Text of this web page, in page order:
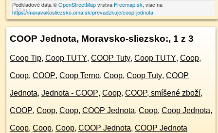
30 km
Podkladové dáta ©OpenStreetMapvrstva Freemap.sk, viac na
https://moravskosliezsko.oma.sk/prevadzkuje/coop-jednota
COOP Jednota, Moravsko-sliezsko:, 1 z 3
Coop Tip, Coop TUTY, COOP Tuty, Coop TUTY, Coop,
Coop, COOP, Coop Terno, Coop, Coop Tuty, COOP
Jednota, Jednota - COOP, Coop, COOP, smíšené zboží,
COOP, Coop, Coop, COOP Jednota, Coop, Coop Jednota,
Coop, Coop, Coop, COOP Jednota, COOP Jednota